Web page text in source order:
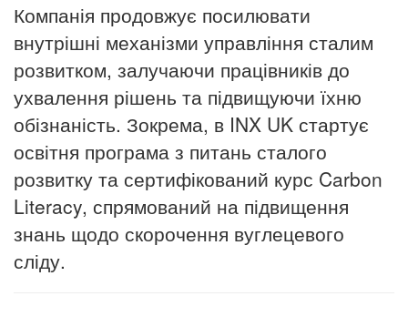
Компанія продовжує посилювати
внутрішні механізми управління сталим
розвитком, залучаючи працівників до
ухвалення рішень та підвищуючи їхню
обізнаність. Зокрема, в INX UK стартує
освітня програма з питань сталого
розвитку та сертифікований курс Carbon
Literacy, спрямований на підвищення
знань щодо скорочення вуглецевого
сліду.